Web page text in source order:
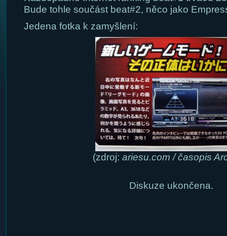
Bude tohle součást beat#2, něco jako
Jedena fotka k zamyšlení:
(zdroj: ariesu.com / časopis
Diskuze ukončena.